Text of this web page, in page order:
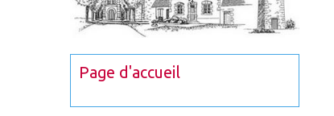
Page d'accueil